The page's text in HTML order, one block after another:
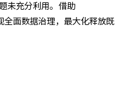
务问题，全面精准地回答用户